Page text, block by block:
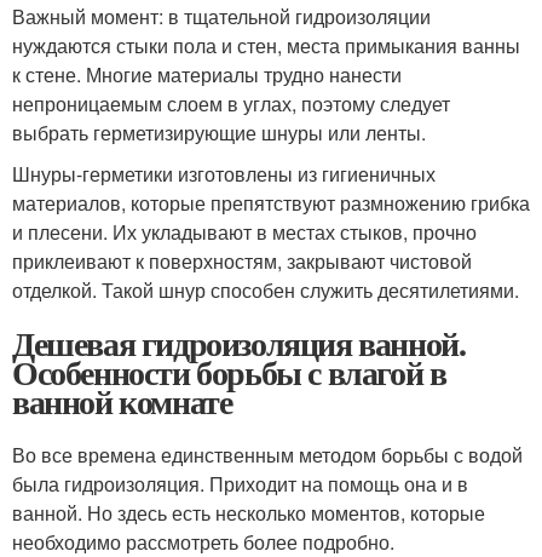
Важный момент: в тщательной гидроизоляции
нуждаются стыки пола и стен, места примыкания ванны
к стене. Многие материалы трудно нанести
непроницаемым слоем в углах, поэтому следует
выбрать герметизирующие шнуры или ленты.
Шнуры-герметики изготовлены из гигиеничных
материалов, которые препятствуют размножению грибка
и плесени. Их укладывают в местах стыков, прочно
приклеивают к поверхностям, закрывают чистовой
отделкой. Такой шнур способен служить десятилетиями.
Дешевая гидроизоляция ванной.
Особенности борьбы с влагой в
ванной комнате
Во все времена единственным методом борьбы с водой
была гидроизоляция. Приходит на помощь она и в
ванной. Но здесь есть несколько моментов, которые
необходимо рассмотреть более подробно.